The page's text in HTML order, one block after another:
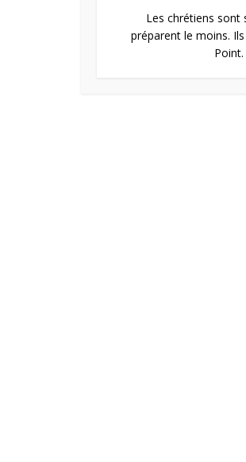
Les chrétiens sont
préparent le moins.
Point.